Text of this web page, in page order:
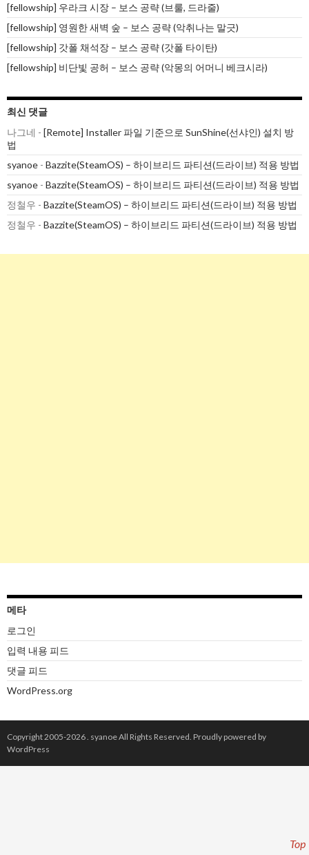
[fellowship] 우라크 시장 – 보스 공략 (브룰, 드라줄)
[fellowship] 영원한 새벽 숲 – 보스 공략 (악취나는 말긋)
[fellowship] 갓폴 채석장 – 보스 공략 (갓폴 타이탄)
[fellowship] 비단빛 공허 – 보스 공략 (악몽의 어머니 베크시라)
최신 댓글
나그네 - [Remote] Installer 파일 기준으로 SunShine(선샤인) 설치 방
법
syanoe - Bazzite(SteamOS) – 하이브리드 파티션(드라이브) 적용 방법
syanoe - Bazzite(SteamOS) – 하이브리드 파티션(드라이브) 적용 방법
정철우 - Bazzite(SteamOS) – 하이브리드 파티션(드라이브) 적용 방법
정철우 - Bazzite(SteamOS) – 하이브리드 파티션(드라이브) 적용 방법
메타
로그인
입력 내용 피드
댓글 피드
WordPress.org
Top
Copyright 2005-2026 . syanoeAll Rights Reserved. Proudly powered by
WordPress